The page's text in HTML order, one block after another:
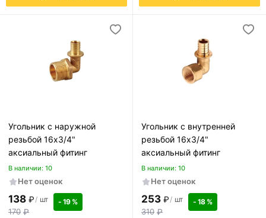
Угольник с наружной
резьбой 16х3/4"
аксиальный фитинг
В наличии: 10
Нет оценок
138 ₽/ шт
170 ₽
- 19 %
Угольник с внутренней
резьбой 16х3/4"
аксиальный фитинг
В наличии: 10
Нет оценок
253 ₽/ шт
310 ₽
- 18 %